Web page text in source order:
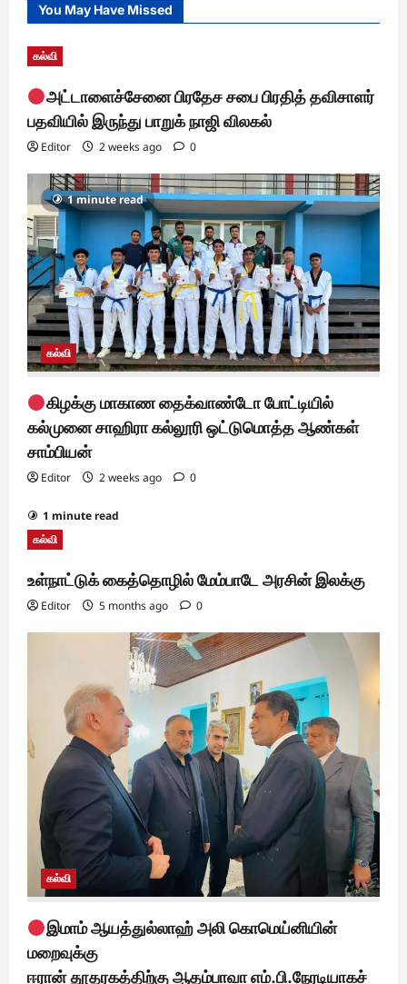
You May Have Missed
கல்வி
அட்டாளைச்சேனை பிரதேச சபை பிரதித் தவிசாளர்
பதவியில் இருந்து பாறுக் நாஜி விலகல்
Editor 2 weeks ago 0
1 minute read
கல்வி
கிழக்கு மாகாண தைக்வாண்டோ போட்டியில்
கல்முனை சாஹிரா கல்லூரி ஒட்டுமொத்த ஆண்கள்
சாம்பியன்
Editor 2 weeks ago 0
1 minute read
கல்வி
உள்நாட்டுக் கைத்தொழில் மேம்பாடே அரசின் இலக்கு
Editor 5 months ago 0
கல்வி
இமாம் ஆயத்துல்லாஹ் அலி கொமெய்னியின்
மறைவுக்கு
ஈரான் தூதரகத்திற்கு ஆதம்பாவா எம்.பி.நேரடியாகச்